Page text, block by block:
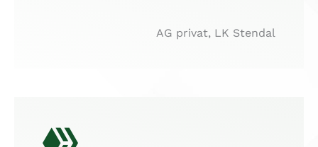
AG privat, LK Stendal